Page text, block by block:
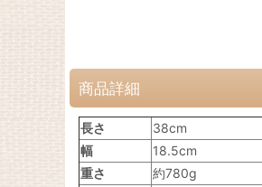
商品詳細
長さ
38cm
幅
18.5cm
重さ
約780g